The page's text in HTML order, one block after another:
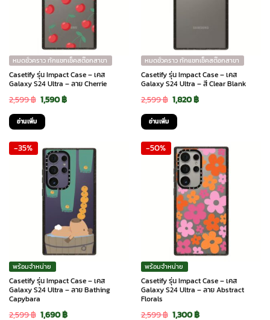
หมดชั่วคราว ทักแชทเช็คสต๊อกสาขา
Casetify รุ่น Impact Case – เคส
Galaxy S24 Ultra – ลาย Cherrie
2,599฿ Original
price
was:
2,599 ฿.
1,590฿Current
1,590 ฿.
อ่านเพิ่ม
หมดชั่วคราว ทักแชทเช็คสต๊อกสาขา
Casetify รุ่น Impact Case – เคส
Galaxy S24 Ultra – สี Clear Blank
2,599฿ Original
price
was:
2,599 ฿.
1,820฿Current
1,820 ฿.
อ่านเพิ่ม
-35%
พร้อมจำหน่าย
Casetify รุ่น Impact Case – เคส
Galaxy S24 Ultra – ลาย Bathing
Capybara
2,599฿ Original
1,690฿Current
-50%
พร้อมจำหน่าย
Casetify รุ่น Impact Case – เคส
Galaxy S24 Ultra – ลาย Abstract
Florals
2,599฿ Original
1,300฿Current